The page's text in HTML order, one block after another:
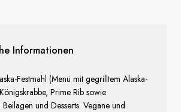
Informationen
Festmahl (Menü mit gegrilltem Alaska-
Prime Rib sowie
und Desserts. Vegane und